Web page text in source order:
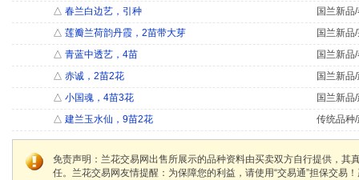
△ 春兰白边艺，引种
国兰新品
△ 莲瓣兰荷韵丹霞，2苗带大芽
国兰新品
△ 青蓝中透艺，4苗
国兰新品
△ 赤诚，2苗2花
国兰新品
△ 小国魂，4苗3花
国兰新品
△ 建兰玉水仙，9苗2花 传统品种
免责声明：兰花交易网出售所展示的品种资料由买卖双方自行提供，
任。兰花交易网友情提醒：为保障您的利益，请使用“交易通”担保交